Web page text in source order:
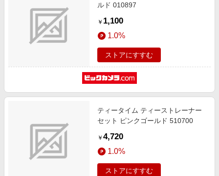
ルド 010897
￥ 1,100
1.0%
ストアにすすむ
ティータイム ティーストレーナー
セット ピンクゴールド 510700
￥ 4,720
1.0%
ストアにすすむ